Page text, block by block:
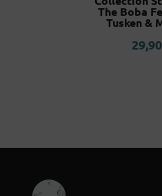
The Boba
Tusken &
29,90